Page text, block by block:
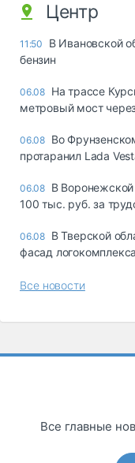
Центр
11:50
В Ивановской
бензин
06.08 На трассе
метровый мост
06.08 Во
протаранил Lada
06.08 В
100 тыс. руб. за
06.08 В Тверской
фасад
Все новости
Все главные